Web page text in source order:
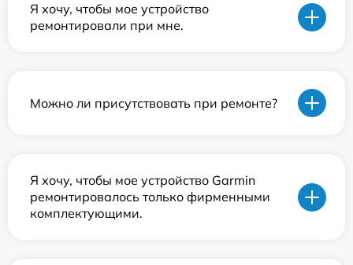
Я хочу, чтобы мое устройство
ремонтировали при мне.
Можно ли присутствовать при ремонте?
Я хочу, чтобы мое устройство Garmin
ремонтировалось только фирменными
комплектующими.